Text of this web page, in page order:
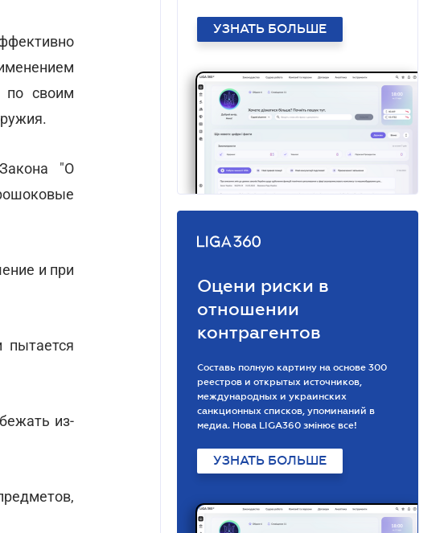
по своим
"О
и при
пытается
из-
УЗНАТЬ БОЛЬШЕ
Оцени риски в
отношении
контрагентов
Составь полную картину на основе 300
реестров и открытых источников,
международных и украинских
санкционных списков, упоминаний в
медиа. Нова LIGA360 змінює все!
УЗНАТЬ БОЛЬШЕ